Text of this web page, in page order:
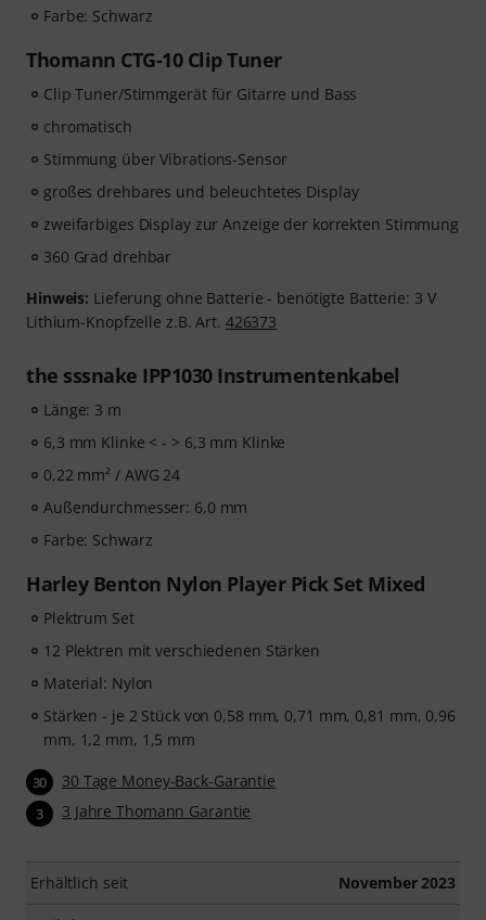
Farbe: Schwarz
Thomann CTG-10 Clip Tuner
Clip Tuner/Stimmgerät für Gitarre und Bass
chromatisch
Stimmung über Vibrations-Sensor
großes drehbares und beleuchtetes Display
zweifarbiges Display zur Anzeige der korrekten Stimmung
360 Grad drehbar
Hinweis: Lieferung ohne Batterie - benötigte Batterie: 3 V
Lithium-Knopfzelle z.B. Art. 426373
the sssnake IPP1030 Instrumentenkabel
Länge: 3 m
6,3 mm Klinke < - > 6,3 mm Klinke
0,22 mm² / AWG 24
Außendurchmesser: 6,0 mm
Farbe: Schwarz
Harley Benton Nylon Player Pick Set Mixed
Plektrum Set
12 Plektren mit verschiedenen Stärken
Material: Nylon
Stärken - je 2 Stück von 0,58 mm, 0,71 mm, 0,81 mm, 0,96
mm, 1,2 mm, 1,5 mm
30 30 Tage Money-Back-Garantie
3 3 Jahre Thomann Garantie
Erhältlich seit November 2023